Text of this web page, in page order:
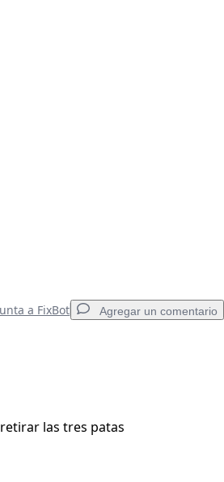
a FixBot Agregar un comentario
las tres patas